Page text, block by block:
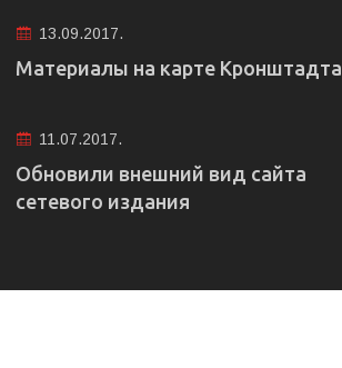
13.09.2017.
Материалы на карте Кронштадта
11.07.2017.
Обновили внешний вид сайта
сетевого издания